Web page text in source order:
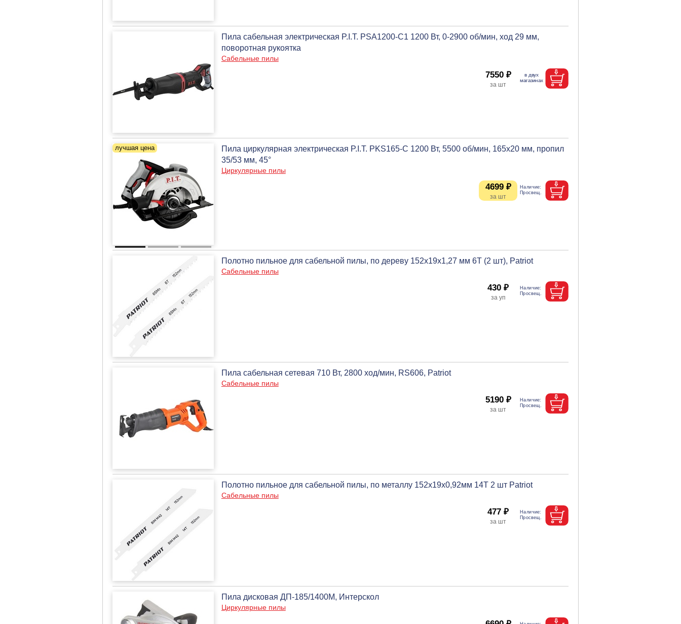
Пила сабельная электрическая P.I.T. PSA1200-C1 1200 Вт, 0-2900 об/мин, ход 29 мм,
поворотная рукоятка
Сабельные пилы
7550 ₽
Пила циркулярная электрическая P.I.T. PKS165-C 1200 Вт, 5500 об/мин, 165х20 мм, пропил
35/53 мм, 45°
Циркулярные пилы
4699 ₽
Полотно пильное для сабельной пилы, по дереву 152х19х1,27 мм 6T (2 шт), Patriot
Сабельные пилы
430 ₽
Пила сабельная сетевая 710 Вт, 2800 ход/мин, RS606, Patriot
Сабельные пилы
5190 ₽
Полотно пильное для сабельной пилы, по металлу 152х19х0,92мм 14T 2 шт Patriot
Сабельные пилы
477 ₽
Пила дисковая ДП-185/1400М, Интерскол
Циркулярные пилы